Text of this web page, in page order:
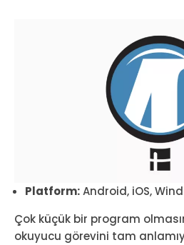
Platform:Android, iOS,
Çok küçük bir program
okuyucu görevini tam